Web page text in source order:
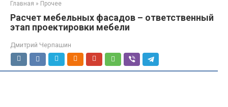
Главная » Прочее
Расчет мебельных фасадов – ответственный
этап проектировки мебели
Дмитрий Черпашин